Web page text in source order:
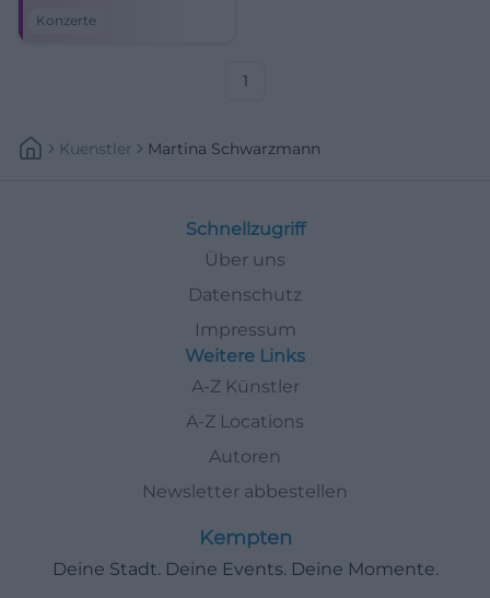
Open-Air unter der Zeder,
Konzerte
1
Kuenstler Martina Schwarzmann
Schnellzugriff
Über uns
Datenschutz
Impressum
Weitere Links
A-Z Künstler
A-Z Locations
Autoren
Newsletter abbestellen
Kempten
Deine Stadt. Deine Events. Deine Momente.